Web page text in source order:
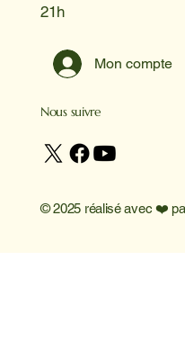
21h
Mon compte
Nous suivre
© 2025 réalisé avec ❤️